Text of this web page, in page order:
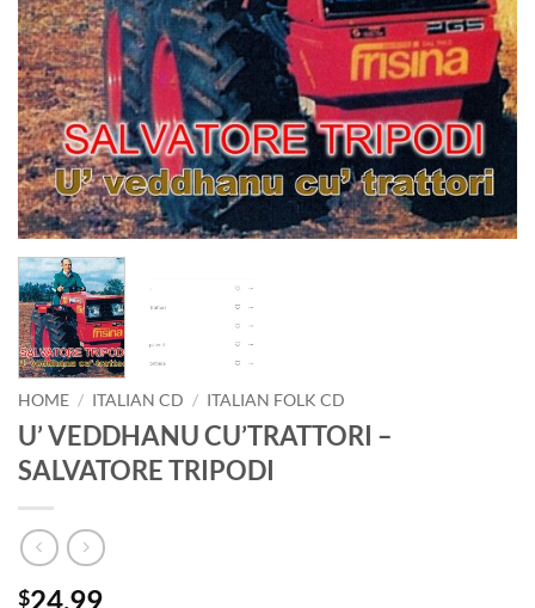
HOME / ITALIAN CD / ITALIAN FOLK CD
U’ VEDDHANU CU’TRATTORI –
SALVATORE TRIPODI
$24.99